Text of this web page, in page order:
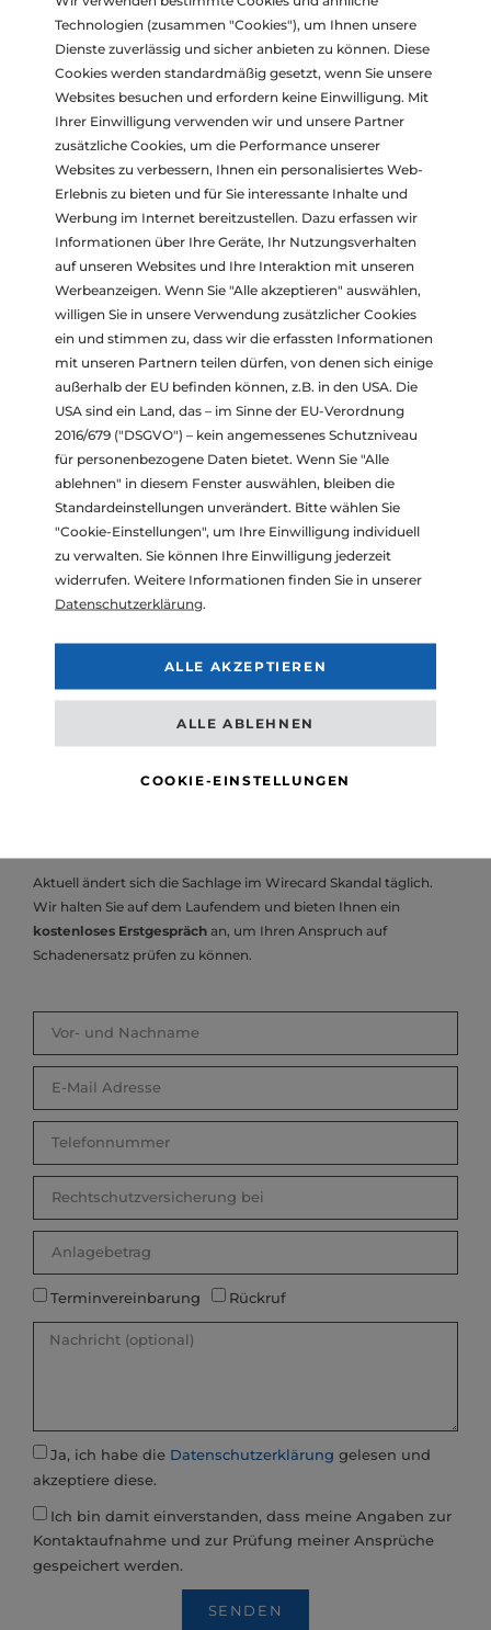
GmbH (WDCEE) mit 152 Mitarbeitern erbringt „technische
Dienstleistungen im Bereich Zahlungsverkehr für Kunden in
Österreich“. Wegen nicht beglichenen Rechnungen der
insolventen Konzerngesellschaften Wirecard AG und Wirecard
Technologies GmbH ist dem Unternehmen anscheinend das
Geld ausgegangen.
„Auf mehrmaliges Urgieren der Geschäftsführung gab es seitens
des Wirecard-Konzerns keine Zusage für den erforderlichen
Mittelzufluss“, hießt es im Insolvenzantrag. Nach jüngsten
Informationen ist eine Haftung der Geschäftsführer wegen
falscher Darstellung im Jahresabschluss und/oder Verletzung
der Kapitalerhaltungspflicht wahrscheinlich. EY (formals Ernst &
Young) als Beratungsunternehmen bzw. Abschlussprüfer wird
sich rechtfertigen müssen. Auch diesbezüglich überprüfen wir
Ihre Ansprüche gerne.
Ebenfalls betroffen von dem Skandal ist ein
Projekt der Tirol-
Werbung
Jetzt kostenlos anmelden für
weitere Infos &
Aktuell ändert sich die Sachlage im Wirecard Skandal täglich.
Wir halten Sie auf dem Laufendem und bieten Ihnen ein
kostenloses Erstgespräch an, um Ihren Anspruch auf
Schadenersatz prüfen zu können.
Terminvereinbarung Rückruf
Ja, ich habe die Datenschutzerklärung gelesen und
akzeptiere diese.
Ich bin damit einverstanden, dass meine Angaben zur
Kontaktaufnahme und zur Prüfung meiner Ansprüche
gespeichert werden.
SENDEN
Technologien (zusammen "Cookies"), um Ihnen unsere
Dienste zuverlässig und sicher anbieten zu können. Diese
Cookies werden standardmäßig gesetzt, wenn Sie unsere
Websites besuchen und erfordern keine Einwilligung. Mit
Ihrer Einwilligung verwenden wir und unsere Partner
zusätzliche Cookies, um die Performance unserer
Websites zu verbessern, Ihnen ein personalisiertes Web-
Erlebnis zu bieten und für Sie interessante Inhalte und
Werbung im Internet bereitzustellen. Dazu erfassen wir
Informationen über Ihre Geräte, Ihr Nutzungsverhalten
auf unseren Websites und Ihre Interaktion mit unseren
Werbeanzeigen. Wenn Sie "Alle akzeptieren" auswählen,
willigen Sie in unsere Verwendung zusätzlicher Cookies
ein und stimmen zu, dass wir die erfassten Informationen
mit unseren Partnern teilen dürfen, von denen sich einige
außerhalb der EU befinden können, z.B. in den USA. Die
USA sind ein Land, das – im Sinne der EU-Verordnung
2016/679 ("DSGVO") – kein angemessenes Schutzniveau
für personenbezogene Daten bietet. Wenn Sie "Alle
ablehnen" in diesem Fenster auswählen, bleiben die
Standardeinstellungen unverändert. Bitte wählen Sie
"Cookie-Einstellungen", um Ihre Einwilligung individuell
zu verwalten. Sie können Ihre Einwilligung jederzeit
widerrufen. Weitere Informationen finden Sie in unserer
Datenschutzerklärung.
ALLE AKZEPTIEREN
ALLE ABLEHNEN
COOKIE-EINSTELLUNGEN